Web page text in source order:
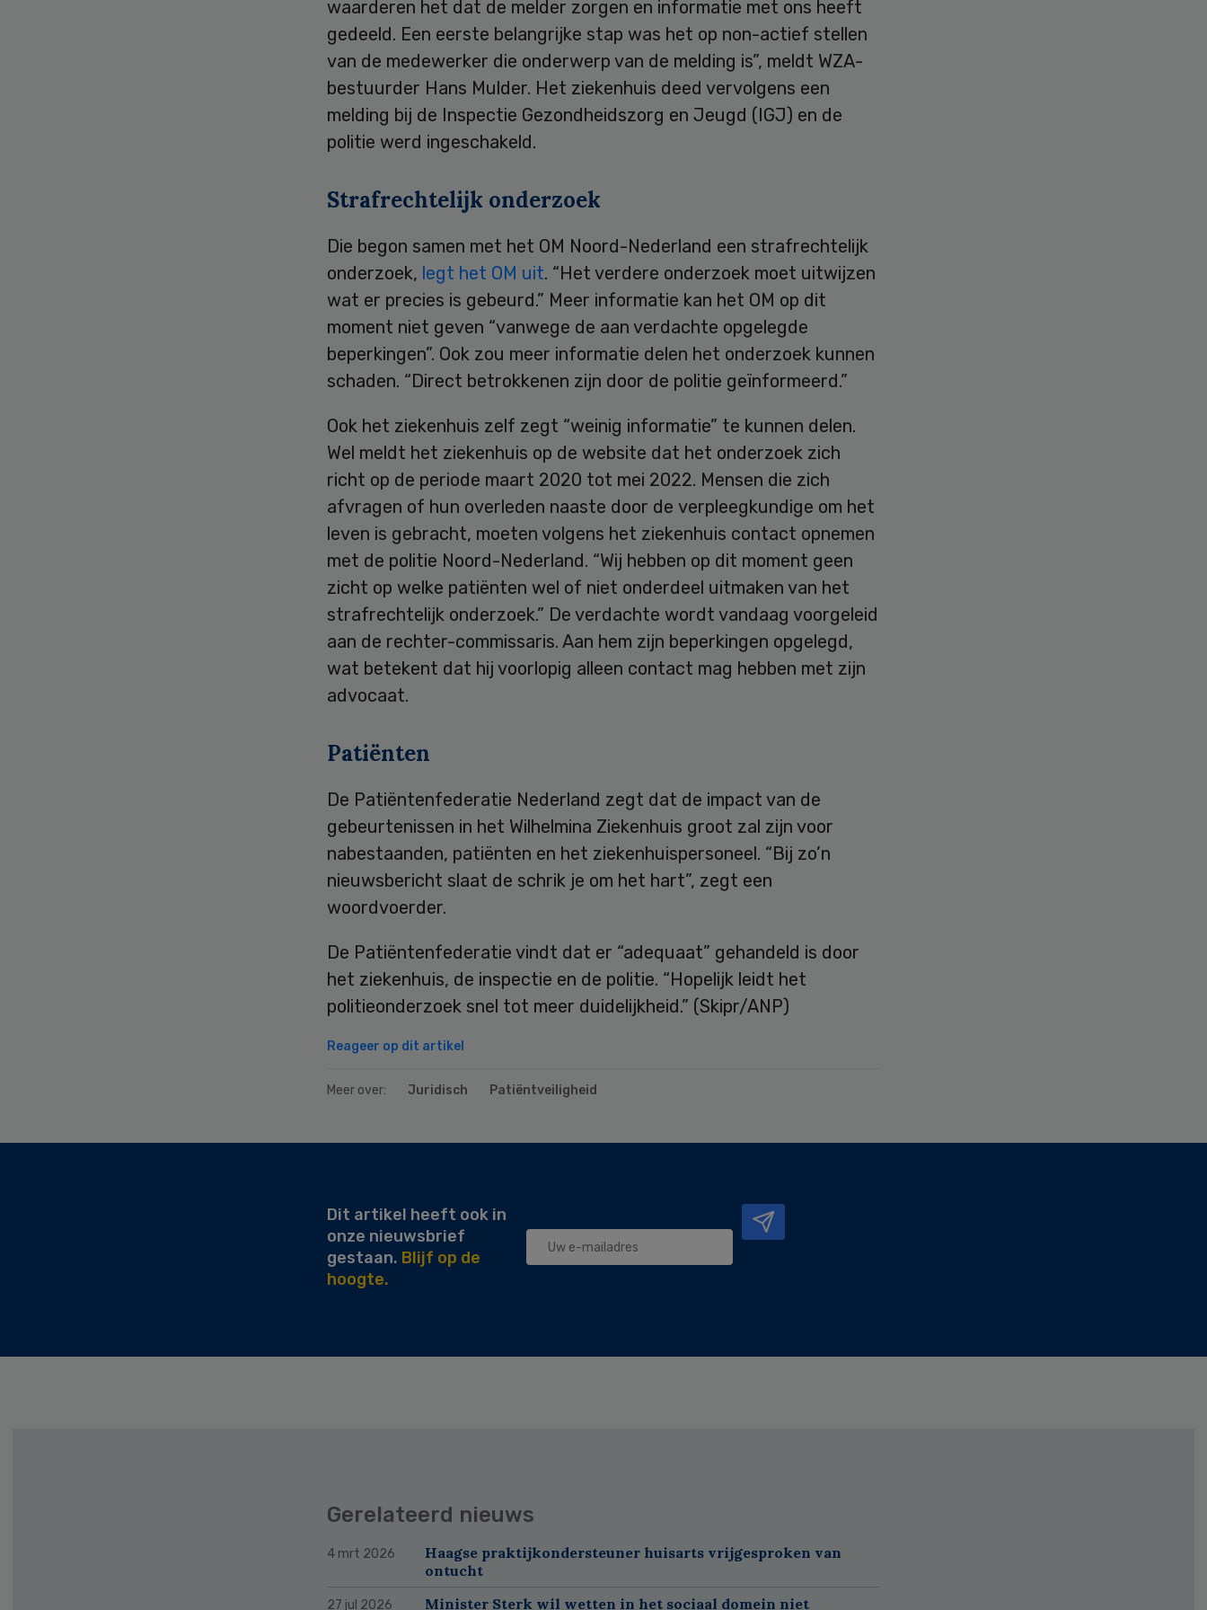
waarderen het dat de melder zorgen en informatie met ons heeft
gedeeld. Een eerste belangrijke stap was het op non-actief stellen
van de medewerker die onderwerp van de melding is”, meldt WZA-
bestuurder Hans Mulder. Het ziekenhuis deed vervolgens een
melding bij de Inspectie Gezondheidszorg en Jeugd (IGJ) en de
politie werd ingeschakeld.
Strafrechtelijk onderzoek
Die begon samen met het OM Noord-Nederland een strafrechtelijk
onderzoek, legt het OM uit. “Het verdere onderzoek moet uitwijzen
wat er precies is gebeurd.” Meer informatie kan het OM op dit
moment niet geven “vanwege de aan verdachte opgelegde
beperkingen”. Ook zou meer informatie delen het onderzoek kunnen
schaden. “Direct betrokkenen zijn door de politie geïnformeerd.”
Ook het ziekenhuis zelf zegt “weinig informatie” te kunnen delen.
Wel meldt het ziekenhuis op de website dat het onderzoek zich
richt op de periode maart 2020 tot mei 2022. Mensen die zich
afvragen of hun overleden naaste door de verpleegkundige om het
leven is gebracht, moeten volgens het ziekenhuis contact opnemen
met de politie Noord-Nederland. “Wij hebben op dit moment geen
zicht op welke patiënten wel of niet onderdeel uitmaken van het
strafrechtelijk onderzoek.” De verdachte wordt vandaag voorgeleid
aan de rechter-commissaris. Aan hem zijn beperkingen opgelegd,
wat betekent dat hij voorlopig alleen contact mag hebben met zijn
advocaat.
Patiënten
De Patiëntenfederatie Nederland zegt dat de impact van de
gebeurtenissen in het Wilhelmina Ziekenhuis groot zal zijn voor
nabestaanden, patiënten en het ziekenhuispersoneel. “Bij zo’n
nieuwsbericht slaat de schrik je om het hart”, zegt een
woordvoerder.
De Patiëntenfederatie vindt dat er “adequaat” gehandeld is door
het ziekenhuis, de inspectie en de politie. “Hopelijk leidt het
politieonderzoek snel tot meer duidelijkheid.” (Skipr/ANP)
Reageer op dit artikel
Meer over: Juridisch Patiëntveiligheid
Dit artikel heeft ook in
onze nieuwsbrief
gestaan. Blijf op de
hoogte.
Gerelateerd nieuws
4 mrt 2026
Haagse praktijkondersteuner huisarts vrijgesproken van
ontucht
27 jul 2026 Minister Sterk wil wetten in het sociaal domein niet